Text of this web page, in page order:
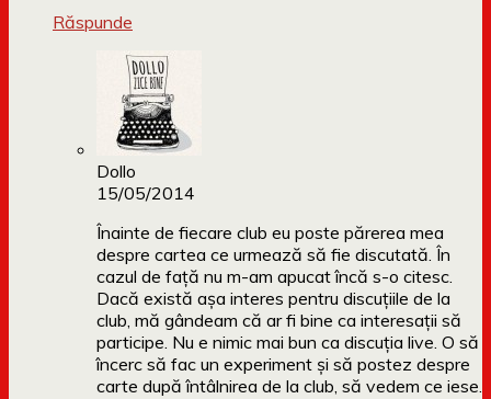
Răspunde
Dollo
15/05/2014
Înainte de fiecare club eu poste părerea mea
despre cartea ce urmează să fie discutată. În
cazul de față nu m-am apucat încă s-o citesc.
Dacă există așa interes pentru discuțiile de la
club, mă gândeam că ar fi bine ca interesații să
participe. Nu e nimic mai bun ca discuția live. O să
încerc să fac un experiment și să postez despre
carte după întâlnirea de la club, să vedem ce iese.